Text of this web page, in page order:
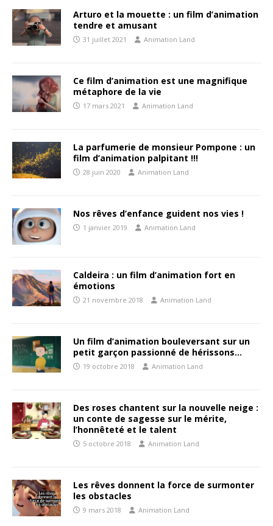
Arturo et la mouette : un film d’animation
tendre et amusant
31 juillet 2021 Animation Land
Ce film d’animation est une magnifique
métaphore de la vie
17 mars 2021 Animation Land
La parfumerie de monsieur Pompone : un
film d’animation palpitant !!!
28 juin 2020 Animation Land
Nos rêves d’enfance guident nos vies !
1 janvier 2019 Animation Land
Caldeira : un film d’animation fort en
émotions
21 novembre 2018 Animation Land
Un film d’animation bouleversant sur un
petit garçon passionné de hérissons…
19 octobre 2018 Animation Land
Des roses chantent sur la nouvelle neige :
un conte de sagesse sur le mérite,
l’honnêteté et le talent
5 octobre 2018 Animation Land
Les rêves donnent la force de surmonter
les obstacles
9 mars 2018 Animation Land